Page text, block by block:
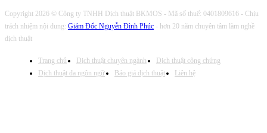
Copyright 2026 © Công ty TNHH Dịch thuật BKMOS - Mã số thuế: 0401809616 - Chịu
trách nhiệm nội dung: Giám Đốc Nguyễn Đình Phúc - hơn 20 năm chuyên tâm làm nghề
dịch thuật
Trang chủ Dịch thuật chuyên ngành
Dịch thuật công chứng
Dịch thuật đa ngôn ngữ
Báo giá dịch thuật Liên hệ